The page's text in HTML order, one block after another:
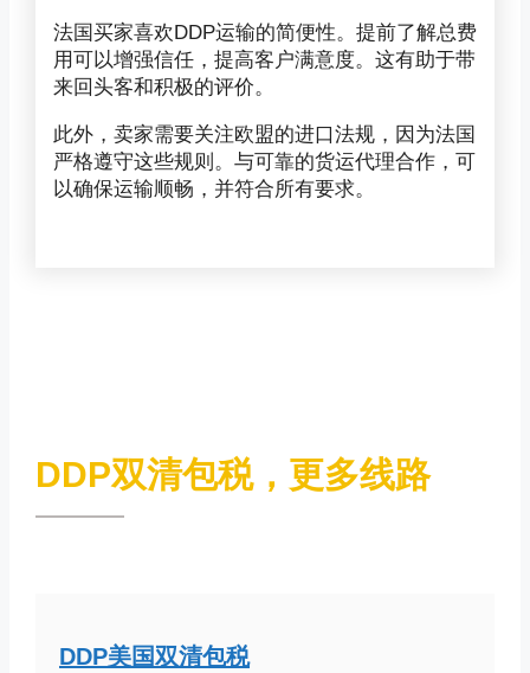
法国买家喜欢DDP运输的简便性。提前了解总费
用可以增强信任，提高客户满意度。这有助于带
来回头客和积极的评价。
此外，卖家需要关注欧盟的进口法规，因为法国
严格遵守这些规则。与可靠的货运代理合作，可
以确保运输顺畅，并符合所有要求。
DDP双清包税，更多线路
DDP美国双清包税